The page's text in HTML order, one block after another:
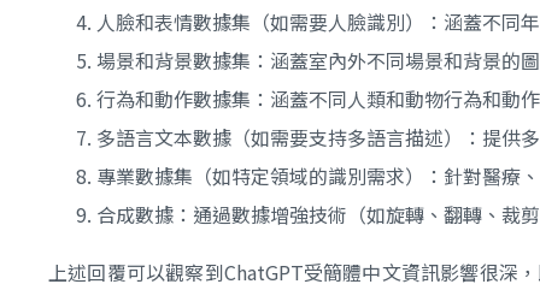
人臉和表情數據集（如需要人臉識別）：涵蓋不同
場景和背景數據集：涵蓋室內外不同場景和背景的
行為和動作數據集：涵蓋不同人類和動物行為和動
多語言文本數據（如需要支持多語言描述）：提供
專業數據集（如特定領域的識別需求）：針對醫療
合成數據：通過數據增強技術（如旋轉、翻轉、裁
上述回覆可以觀察到ChatGPT受簡體中文資訊影響很深